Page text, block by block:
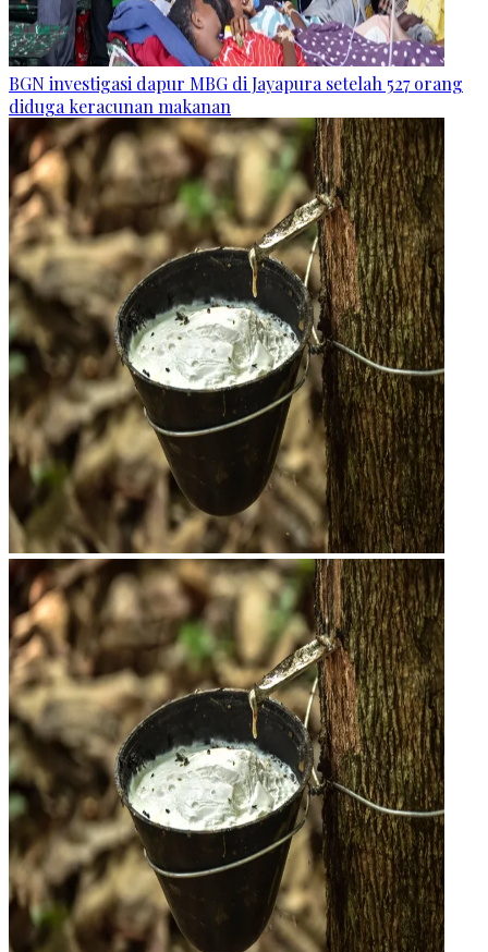
BGN investigasi dapur MBG di Jayapura setelah 527 orang
diduga keracunan makanan